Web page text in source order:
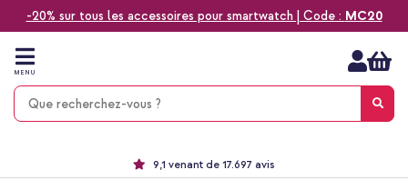
-20% sur tous les accessoires pour smartwatch | Code : MC20
Aller
contenu
MENU
Choisissez entre la livraison à domicile, rapide ou en point relais
9,1 venant de 17.697 avis